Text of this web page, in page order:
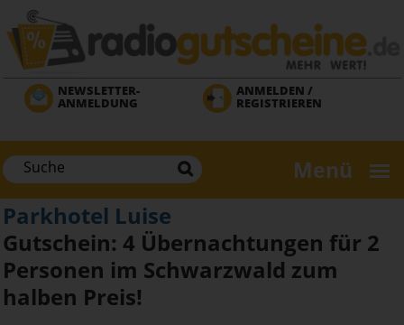
Direkt
zum
Inhalt
NEWSLETTER-
ANMELDUNG
ANMELDEN /
REGISTRIEREN
Menü
Parkhotel Luise
Gutschein: 4 Übernachtungen für 2
Personen im Schwarzwald zum
halben Preis!